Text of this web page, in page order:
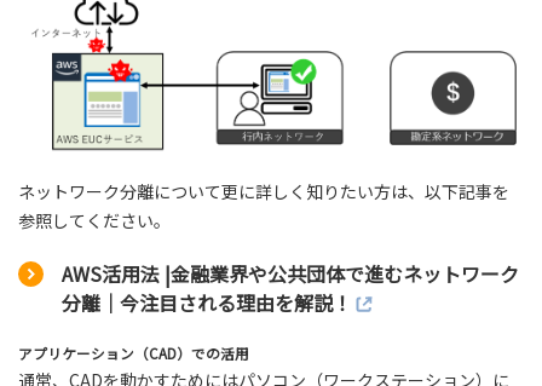
ネットワーク分離について更に詳しく知りたい方は、以下記事を
参照してください。
AWS活用法 |金融業界や公共団体で進むネットワーク
分離｜今注目される理由を解説！
アプリケーション（CAD）での活用
通常、CADを動かすためにはパソコン（ワークステーション）に